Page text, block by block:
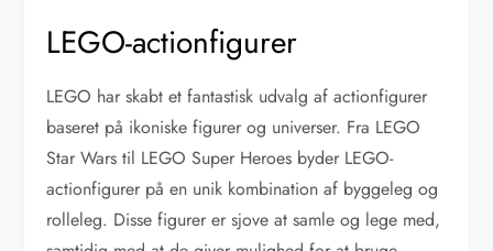
LEGO-actionfigurer
LEGO har skabt et fantastisk udvalg af actionfigurer
baseret på ikoniske figurer og universer. Fra LEGO
Star Wars til LEGO Super Heroes byder LEGO-
actionfigurer på en unik kombination af byggeleg og
rolleleg. Disse figurer er sjove at samle og lege med,